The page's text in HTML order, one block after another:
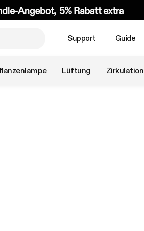
Support Guide
Lüftung Zirkulation